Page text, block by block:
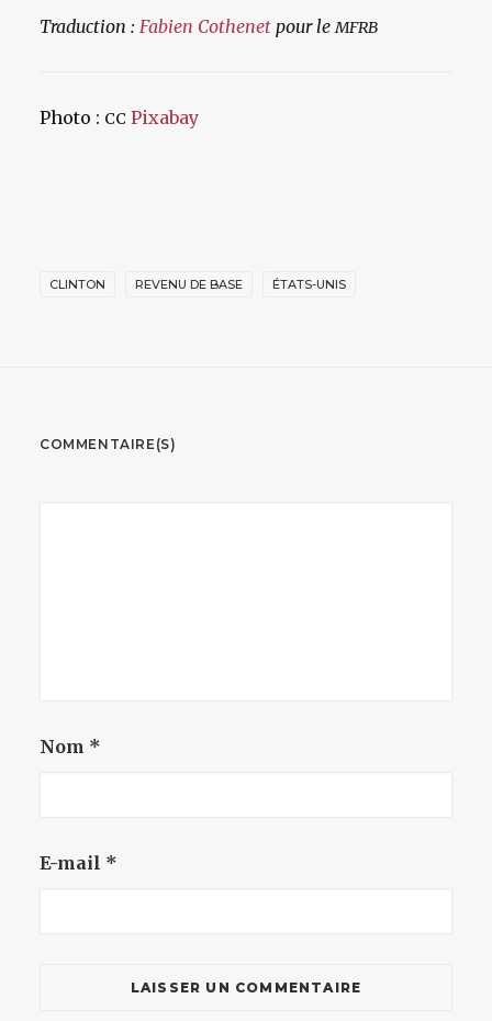
Traduction : Fabien Cothenet pour leMFRB
Photo : CC Pixabay
CLINTON REVENU DE BASE ÉTATS-UNIS
COMMENTAIRE(S)
Nom *
E-mail *